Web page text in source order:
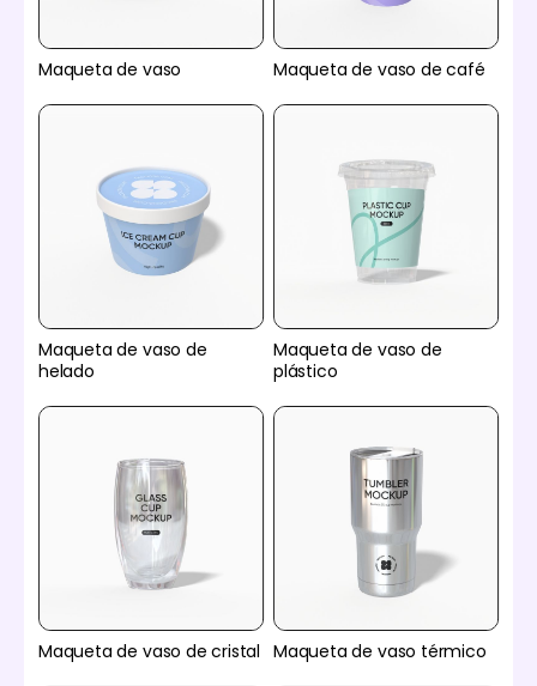
Maqueta de vaso Maqueta de vaso de café
Maqueta de vaso de
helado
Maqueta de vaso de
plástico
Maqueta de vaso de cristal Maqueta de vaso térmico